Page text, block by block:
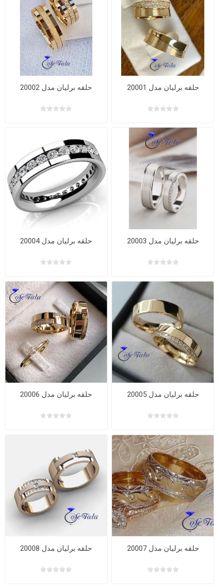
حلقه برلیان مدل 20001 حلقه برلیان مدل 20002
حلقه برلیان مدل 20003 حلقه برلیان مدل 20004
حلقه برلیان مدل 20005 حلقه برلیان مدل 20006
حلقه برلیان مدل 20007 حلقه برلیان مدل 20008